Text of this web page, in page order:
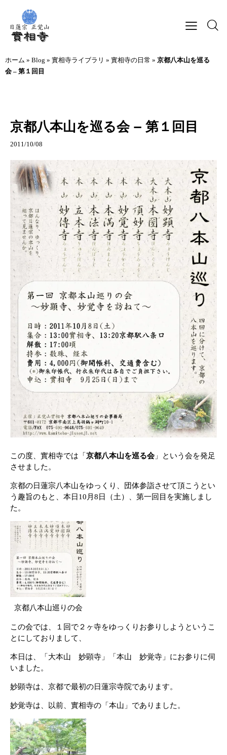
ホーム » Blog » 實相寺ライブラリ » 實相寺の日常 » 京都八本山を巡る
会 – 第１回目
京都八本山を巡る会 – 第１回目
2011/10/08
この度、實相寺では「 京都八本山を巡る会」という会を発足
させました。
京都の日蓮宗八本山をゆっくり、団体参詣させて頂こうとい
う趣旨のもと、本日10月8日（土）、第一回目を実施しまし
た。
京都八本山巡りの会
この会では、１回で２ヶ寺をゆっくりお参りしようというこ
とにしておりまして、
本日は、「大本山 妙顕寺」「本山 妙覚寺」にお参りに伺
いました。
妙顕寺は、京都で最初の日蓮宗寺院であります。
妙覚寺は、以前、實相寺の「本山」でありました。